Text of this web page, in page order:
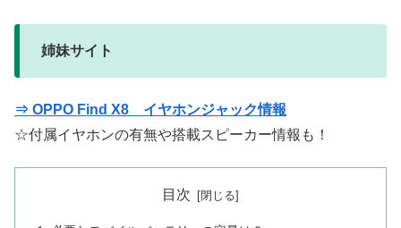
姉妹サイト
⇒ OPPO Find X8 イヤホンジャック情報
☆付属イヤホンの有無や搭載スピーカー情報も！
目次